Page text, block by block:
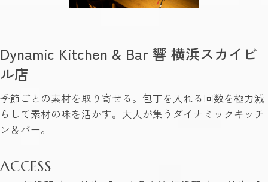
Dynamic Kitchen & Bar 響 横浜スカイビ
ル店
季節ごとの素材を取り寄せる。包丁を入れる回数を極力減
らして素材の味を活かす。大人が集うダイナミックキッチ
ン＆バー。
ACCESS